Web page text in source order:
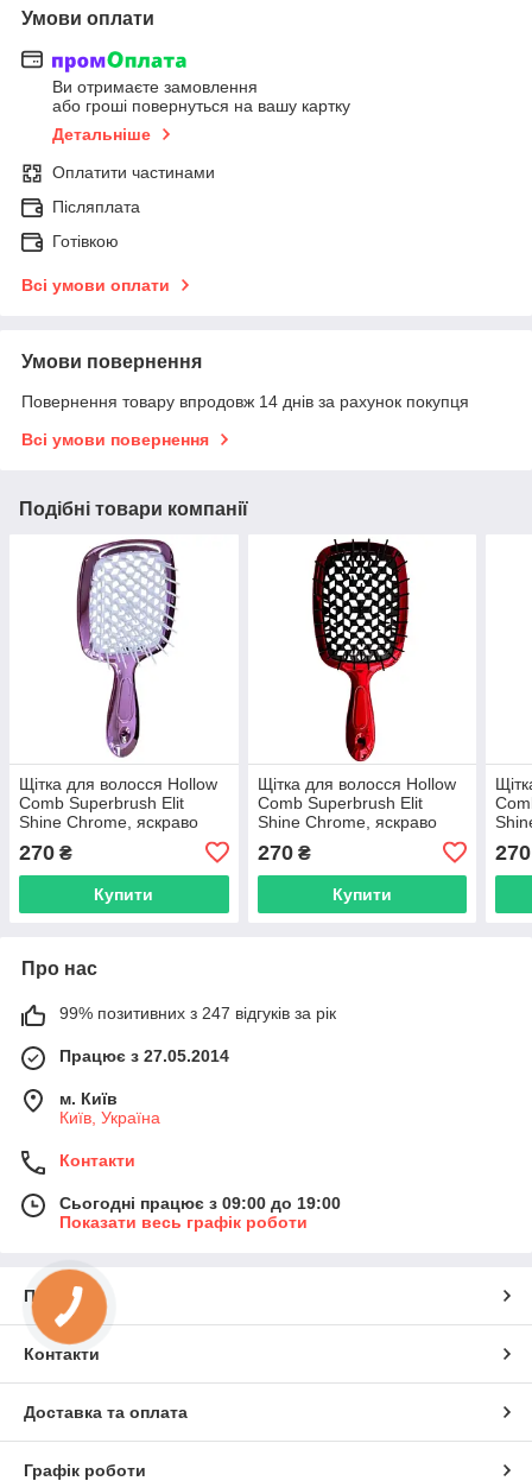
Умови оплати
Ви отримаєте замовлення
або гроші повернуться на вашу картку
Детальніше
Оплатити частинами
Післяплата
Готівкою
Всі умови оплати
Умови повернення
Повернення товару впродовж 14 днів за рахунок покупця
Всі умови повернення
Подібні товари компанії
Щітка для волосся Hollow
Comb Superbrush Elit
Shine Chrome, яскраво
рожева з білим (SB2080-
55)
270 ₴
Купити
Щітка для волосся Hollow
Comb Superbrush Elit
Shine Chrome, яскраво
(SB2080-54)
270₴
Купити
51)
270
Про нас
99% позитивних з 247 відгуків за рік
Працює з 27.05.2014
м. Київ
Київ, Україна
Контакти
Сьогодні працює з 09:00 до 19:00
Показати весь графік роботи
Про нас
Контакти
Доставка та оплата
Графік роботи